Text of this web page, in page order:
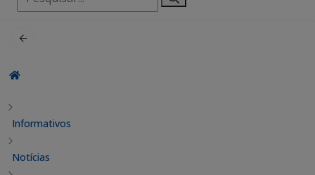
por:
Informativos
Notícias